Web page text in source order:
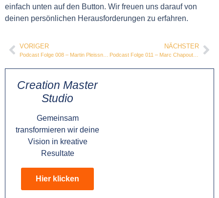
einfach unten auf den Button. Wir freuen uns darauf von
deinen persönlichen Herausforderungen zu erfahren.
VORIGER NÄCHSTER
Podcast Folge 011 – Marc Chapoutier: Alles entsteht im Kopf
Creation Master
Studio
Gemeinsam
transformieren wir deine
Vision in kreative
Resultate
Hier klicken